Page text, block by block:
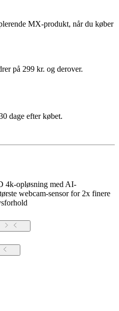
MX-produkt, når du køber
på 299 kr. og derover.
dage efter købet.
4k-opløsning med AI-
webcam-sensor for 2x finere